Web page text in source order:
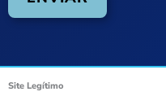
Site Legítimo